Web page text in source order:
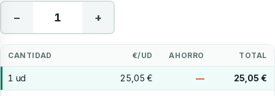
− +
CANTIDAD €/UD AHORRO TOTAL
1 ud 25,05 € — 25,05 €